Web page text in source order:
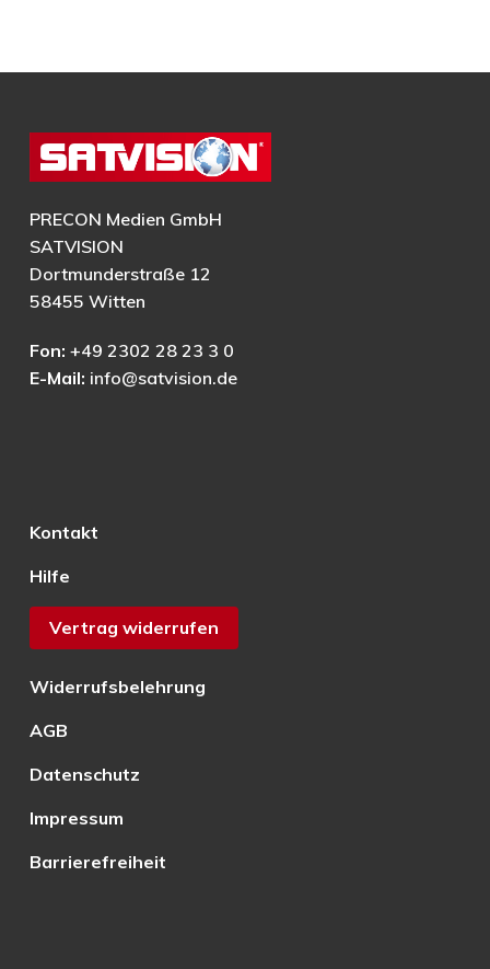
PRECON Medien GmbH
SATVISION
Dortmunderstraße 12
58455 Witten
Fon: +49 2302 28 23 3 0
E-Mail: info@satvision.de
Kontakt
Hilfe
Vertrag widerrufen
Widerrufsbelehrung
AGB
Datenschutz
Impressum
Barrierefreiheit